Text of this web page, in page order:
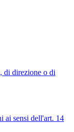
di direzione o di
ai sensi dell'art. 14